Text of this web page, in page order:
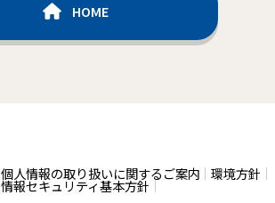
HOME
個人情報の取り扱いに関するご案内 環境方針
情報セキュリティ基本方針